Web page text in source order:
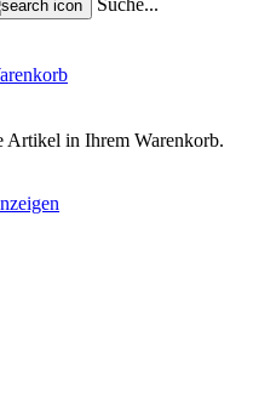
Suche...
Artikel in Ihrem Warenkorb.